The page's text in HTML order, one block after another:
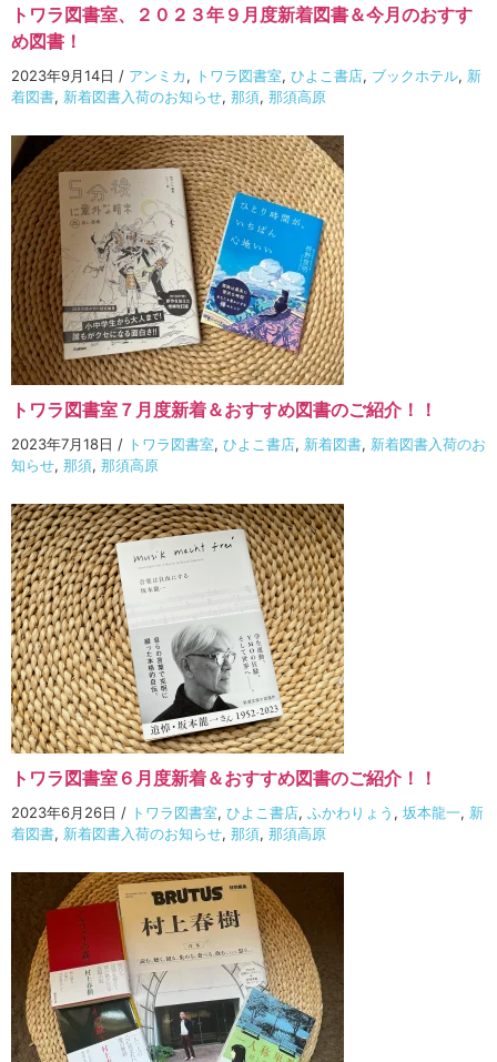
トワラ図書室、２０２３年９月度新着図書＆今月のおすす
め図書！
2023年9月14日 / アンミカ, トワラ図書室, ひよこ書店, ブックホテル, 新
着図書, 新着図書入荷のお知らせ, 那須, 那須高原
トワラ図書室７月度新着＆おすすめ図書のご紹介！！
2023年7月18日 / トワラ図書室, ひよこ書店, 新着図書, 新着図書入荷のお
知らせ, 那須, 那須高原
トワラ図書室６月度新着＆おすすめ図書のご紹介！！
2023年6月26日 / トワラ図書室, ひよこ書店, ふかわりょう , 坂本龍一, 新
着図書, 新着図書入荷のお知らせ, 那須, 那須高原